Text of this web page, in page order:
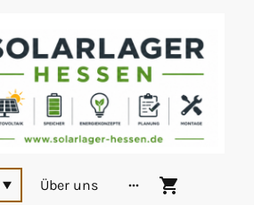
Über uns